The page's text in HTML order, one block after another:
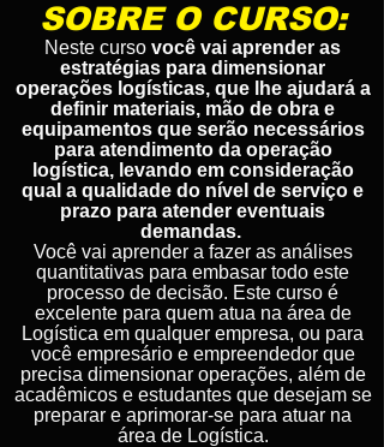
SOBRE O CURSO:
Neste curso você vai aprender as
estratégias para dimensionar
operações logísticas, que lhe ajudará a
definir materiais, mão de obra e
equipamentos que serão necessários
para atendimento da operação
logística, levando em consideração
qual a qualidade do nível de serviço e
prazo para atender eventuais
demandas.
Você vai aprender a fazer as análises
quantitativas para embasar todo este
processo de decisão. Este curso é
excelente para quem atua na área de
Logística em qualquer empresa, ou para
você empresário e empreendedor que
precisa dimensionar operações, além de
acadêmicos e estudantes que desejam se
preparar e aprimorar-se para atuar na
área de Logística.